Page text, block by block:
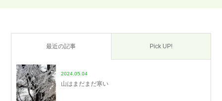
最近の記事 Pick UP!
2024.05.04
山はまだまだ寒い